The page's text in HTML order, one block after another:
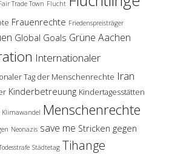
Trade Town Flucht
Frauenrechte Friedenspreisträger
Global Goals Grüne Aachen
Internationaler
Tag der Menschenrechte Iran
Kinderbetreuung Kindertagesstätten
Klimawandel Menschenrechte
Neonazis save me Stricken gegen
Städtetag Tihange